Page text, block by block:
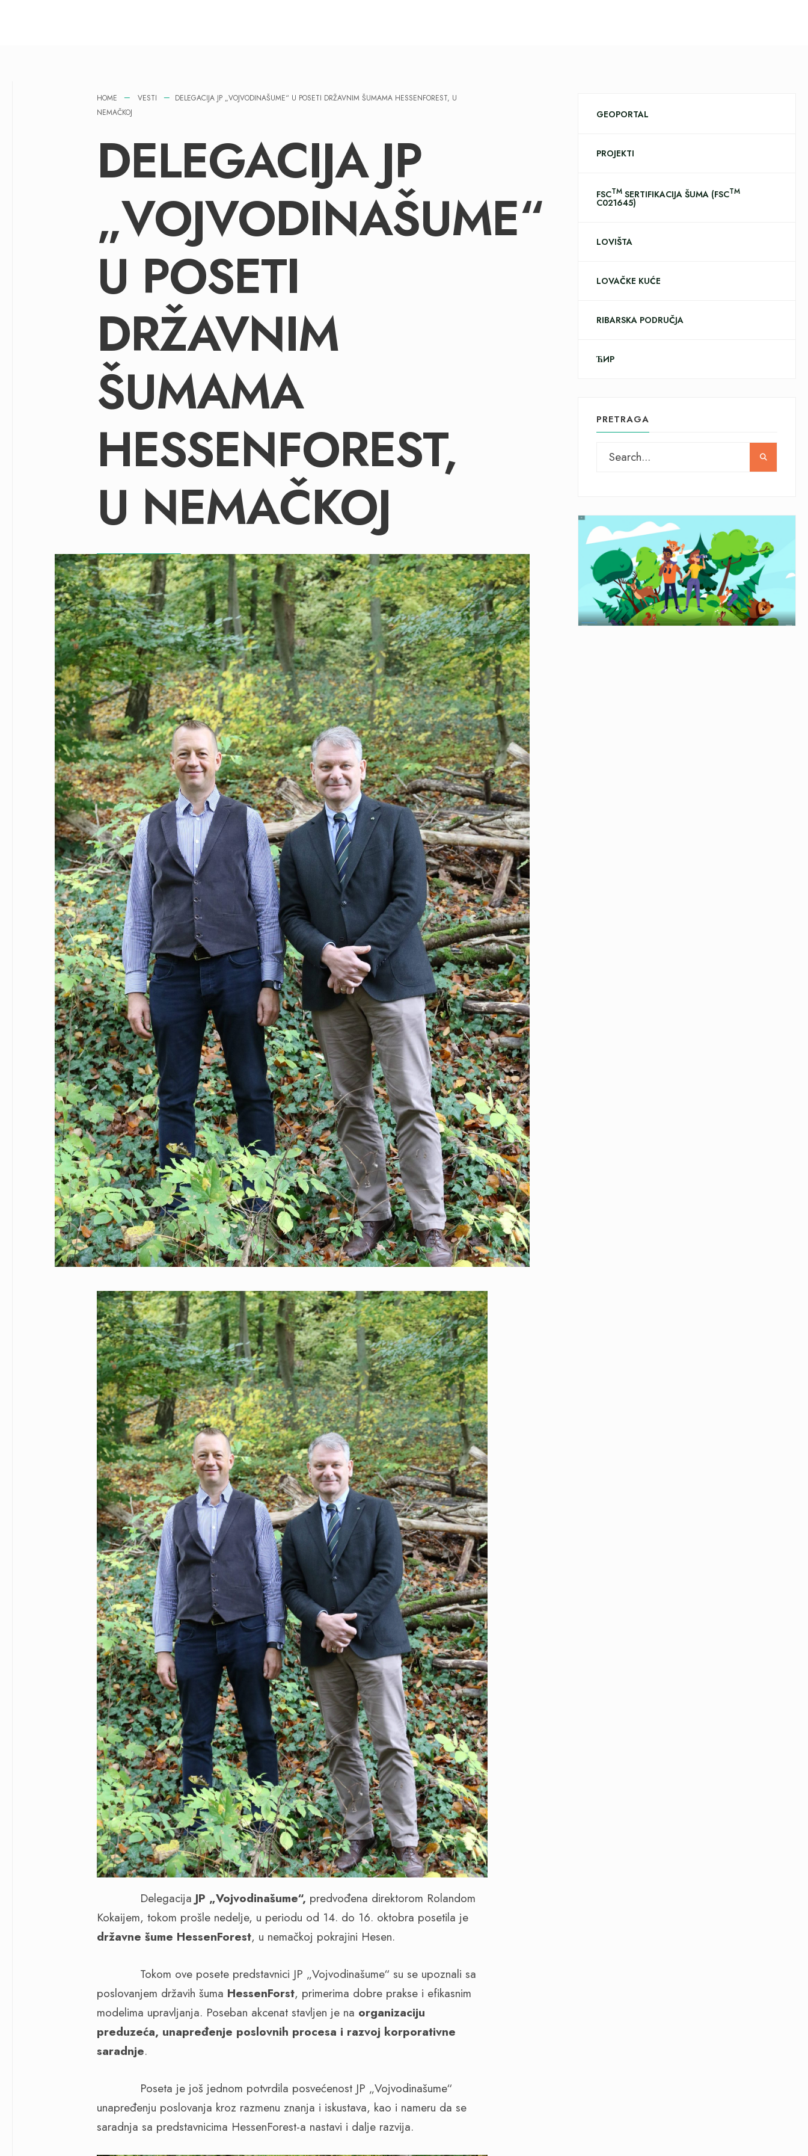
HOME VESTI
DELEGACIJA JP „VOJVODINAŠUME“ U POSETI DRŽAVNIM ŠUMAMA HESSENFOREST, U
NEMAČKOJ
DELEGACIJA JP
„VOJVODINAŠUME“
U POSETI
DRŽAVNIM
ŠUMAMA
HESSENFOREST,
U NEMAČKOJ
Delegacija JP „Vojvodinašume“, predvođena direktorom Rolandom
Kokaijem, tokom prošle nedelje, u periodu od 14. do 16. oktobra posetila je
državne šume HessenForest, u nemačkoj pokrajini Hesen.
Tokom ove posete predstavnici JP „Vojvodinašume“ su se upoznali sa
poslovanjem državih šuma HessenForst, primerima dobre prakse i efikasnim
modelima upravljanja. Poseban akcenat stavljen je na organizaciju
preduzeća, unapređenje poslovnih procesa i razvoj korporativne
saradnje.
Poseta je još jednom potvrdila posvećenost JP „Vojvodinašume“
unapređenju poslovanja kroz razmenu znanja i iskustava, kao i nameru da se
saradnja sa predstavnicima HessenForest-a nastavi i dalje razvija.
GEOPORTAL
PROJEKTI
FSCTMSERTIFIKACIJA ŠUMA (FSCTM
C021645)
LOVIŠTA
LOVAČKE KUĆE
RIBARSKA PODRUČJA
ЋИР
PRETRAGA